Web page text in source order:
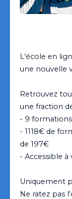
L'école en
une nouvelle
Retrouvez
une fraction
- 9
- 1118€ de
de 197€
- Accessible à
Uniquement
Ne ratez pas